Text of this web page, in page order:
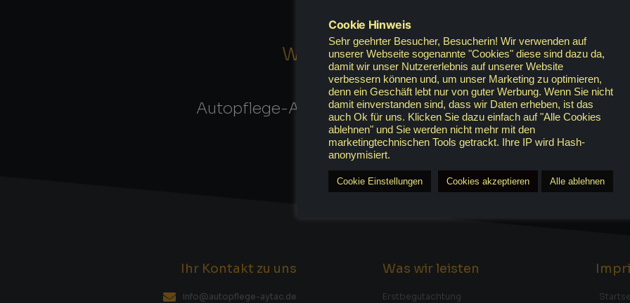
WIR FREUEN UNS AUF IHREN
Autopflege-Aytac – Kiebitzstr.41 – 33334 Gütersloh – Tel:
Ihr Kontakt zu uns
info@autopflege-aytac.de
Was wir leisten
Erstbegutachtung
Cookie Hinweis
Sehr geehrter Besucher, Besucherin! Wir verwenden auf
unserer Webseite sogenannte "Cookies" diese sind dazu da,
damit wir unser Nutzererlebnis auf unserer Website
verbessern können und, um unser Marketing zu optimieren,
denn ein Geschäft lebt nur von guter Werbung. Wenn Sie nicht
damit einverstanden sind, dass wir Daten erheben, ist das
auch Ok für uns. Klicken Sie dazu einfach auf "Alle Cookies
ablehnen" und Sie werden nicht mehr mit den
marketingtechnischen Tools getrackt. Ihre IP wird Hash-
anonymisiert.
Cookie Einstellungen Cookies akzeptieren Alle ablehnen